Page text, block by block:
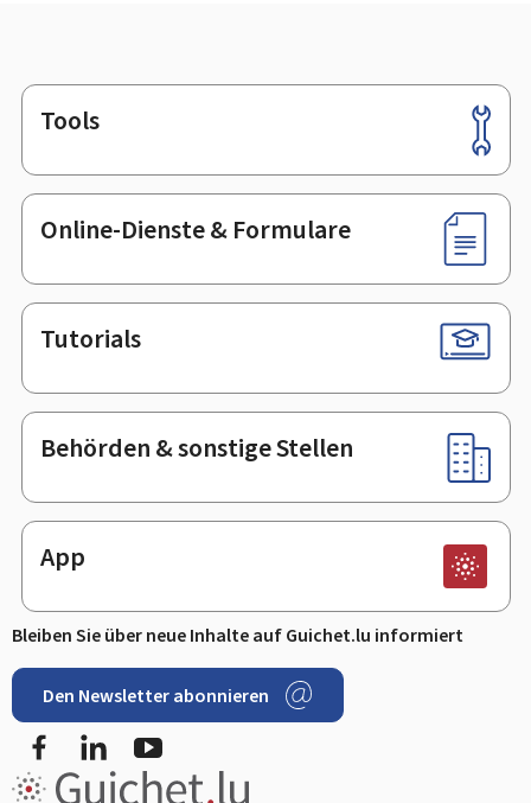
Footer
Tools
Online-Dienste & Formulare
Tutorials
Behörden & sonstige Stellen
App
Bleiben Sie über neue Inhalte auf Guichet.lu informiert
Den Newsletter abonnieren
FacebookLinkedIn